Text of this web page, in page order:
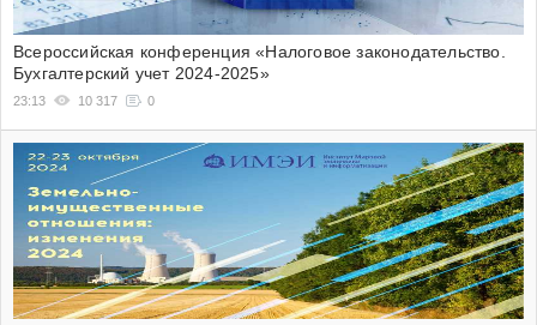
Всероссийская конференция «Налоговое законодательство.
Бухгалтерский учет 2024-2025»
23:13 10 317 0